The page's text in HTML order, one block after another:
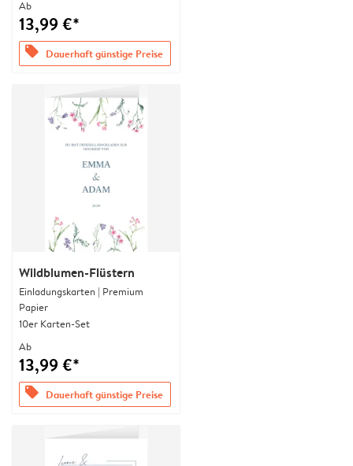
Ab
13,99 €*
offers Dauerhaft günstige Preise
Wildblumen-Flüstern
Einladungskarten | Premium
Papier
10er Karten-Set
Ab
13,99 €*
offers Dauerhaft günstige Preise